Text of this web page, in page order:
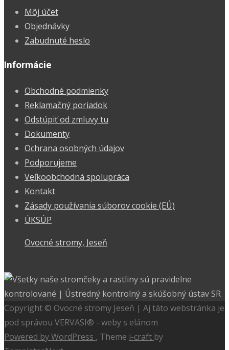
Môj účet
Objednávky
Zabudnuté heslo
Informácie
Obchodné podmienky
Reklamačný poriadok
Odstúpiť od zmluvy tu
Dokumenty
Ochrana osobných údajov
Podporujeme
Veľkoobchodná spolupráca
Kontakt
Zásady používania súborov cookie (EÚ)
ÚKSÚP
Ovocné stromy, Jeseň
Copyright © Ovocné stromy Jeseň | Aj táto webstránka je
pod správou VERVASI® - weby s elánom
Powered by WordPress , Theme i-craft by